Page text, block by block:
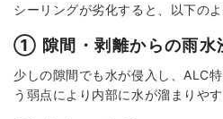
シーリングが劣化すると、以下の
① 隙間・剥離からの雨水
少しの隙間でも水が侵入し、ALC
う弱点により内部に水が溜まりやす